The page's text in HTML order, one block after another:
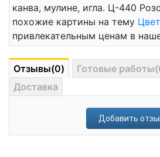
канва, мулине, игла. Ц-440
похожие картины на тему
привлекательным ценам в
Отзывы(0) Готовые
Доставка
Добавить